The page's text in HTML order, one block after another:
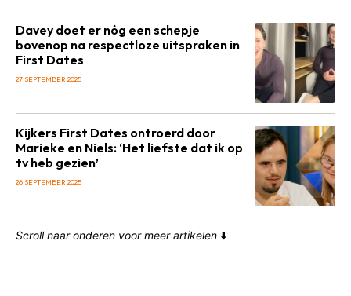
Davey doet er nóg een schepje
bovenop na respectloze uitspraken in
First Dates
27 SEPTEMBER 2025
Kijkers First Dates ontroerd door
Marieke en Niels: ‘Het liefste dat ik op
tv heb gezien’
26 SEPTEMBER 2025
Scroll naar onderen voor meer artikelen ⬇️